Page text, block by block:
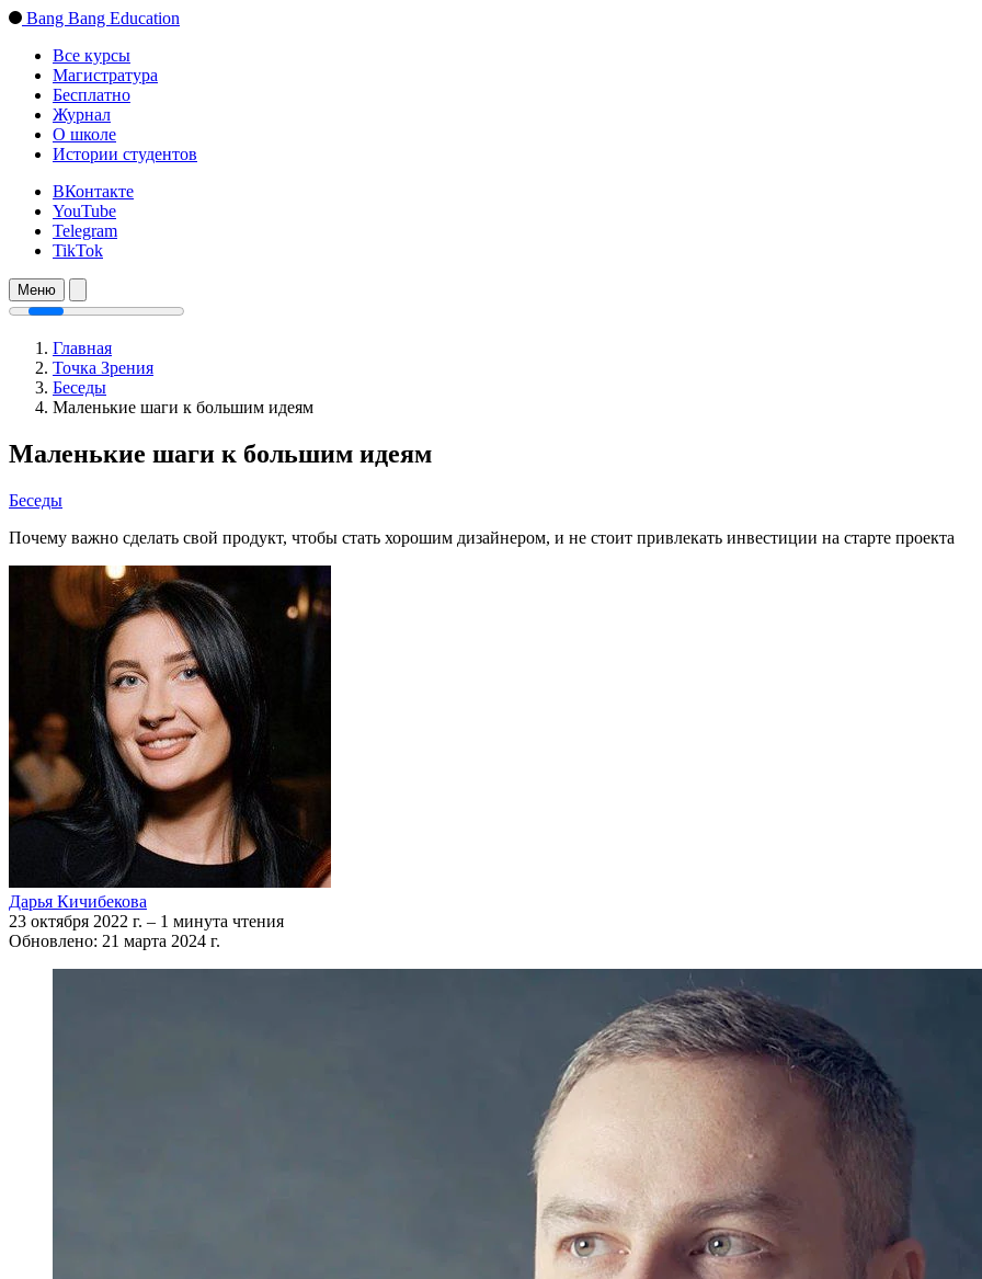
Bang Bang Education
Все курсы
Магистратура
Бесплатно
Журнал
О школе
Истории студентов
ВКонтакте
YouTube
Telegram
TikTok
Меню
Главная
Точка Зрения
Беседы
Маленькие шаги к большим идеям
Маленькие шаги к большим идеям
Беседы
Почему важно сделать свой продукт, чтобы стать хорошим дизайнером, и не стоит привлекать инвестиции на старте проекта
Дарья Кичибекова
23 октября 2022 г. – 1 минута чтения
Обновлено: 21 марта 2024 г.